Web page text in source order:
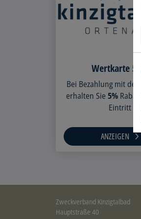
Wertkarte
Bei Bezahlung mit
erhalten Sie 5%
Eintritt
ANZEIGEN
Zweckverband Kinzigtalbad
Hauptstraße 40